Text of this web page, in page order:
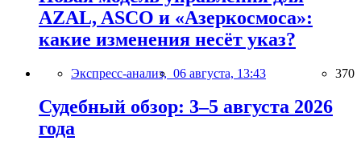
AZAL, ASCO и «Азеркосмоса»:
какие изменения несёт указ?
Экспресс-анализ, 06 августа, 13:43 370
Судебный обзор: 3–5 августа 2026
года